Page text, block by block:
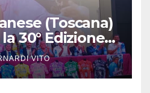
(Toscana)
30° Edizione
Toscana
disputerà dal
2026
VITO